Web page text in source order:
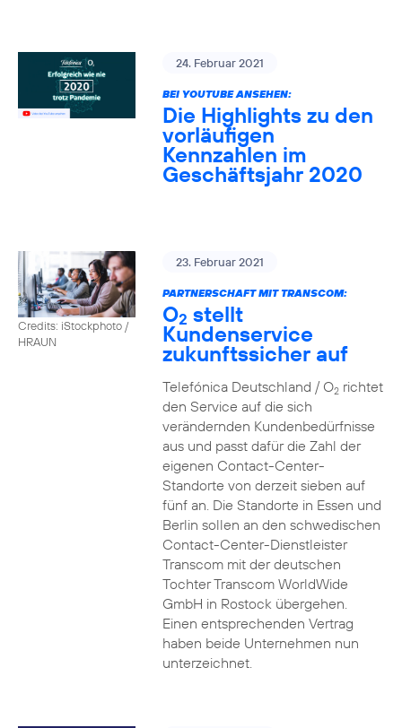
24. Februar 2021
BEI YOUTUBE ANSEHEN:
Die Highlights zu den
vorläufigen
Kennzahlen im
Geschäftsjahr 2020
Credits: iStockphoto /
HRAUN
23. Februar 2021
PARTNERSCHAFT MIT TRANSCOM:
O2 stellt
Kundenservice
zukunftssicher auf
Telefónica Deutschland / O2richtet
den Service auf die sich
verändernden Kundenbedürfnisse
aus und passt dafür die Zahl der
eigenen Contact-Center-
Standorte von derzeit sieben auf
fünf an. Die Standorte in Essen und
Berlin sollen an den schwedischen
Contact-Center-Dienstleister
Transcom mit der deutschen
Tochter Transcom WorldWide
GmbH in Rostock übergehen.
Einen entsprechenden Vertrag
haben beide Unternehmen nun
unterzeichnet.